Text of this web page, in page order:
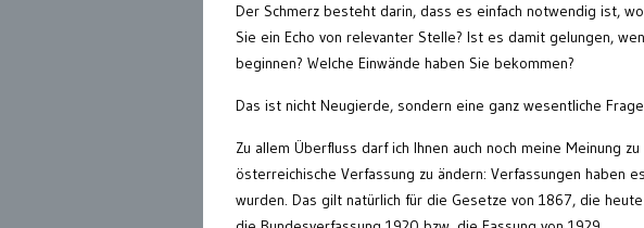
Der Schmerz besteht darin, dass es einfach notwendig ist,
Sie ein Echo von relevanter Stelle? Ist es damit gelungen,
beginnen? Welche Einwände haben Sie bekommen?
Das ist nicht Neugierde, sondern eine ganz wesentliche
Zu allem Überfluss darf ich Ihnen auch noch meine Meinung
österreichische Verfassung zu ändern: Verfassungen haben
wurden. Das gilt natürlich für die Gesetze von 1867, die